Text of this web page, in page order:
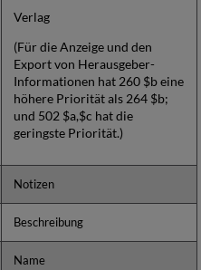
Verlag
(Für die Anzeige und den
Export von Herausgeber-
Informationen hat 260 $b eine
höhere Priorität als 264 $b;
und 502 $a,$c hat die
geringste Priorität.)
Notizen
Beschreibung
Name